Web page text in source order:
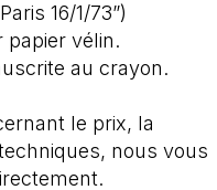
16/1/73”)
papier vélin.
au crayon.
le prix, la
nous vous